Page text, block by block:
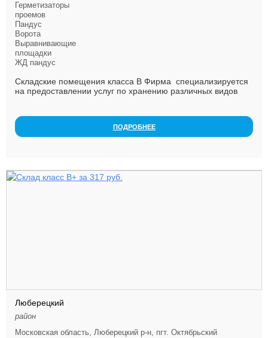
Герметизаторы
проемов
Пандус
Ворота
Выравнивающие
площадки
ЖД пандус
Складские помещения класса В Фирма специализируется
на предоставлении услуг по хранению различных видов
ПОДРОБНЕЕ
Люберецкий
район
Московская область, Люберецкий р-н, пгт. Октябрьский